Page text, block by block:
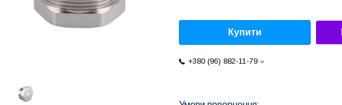
Купити
+380 (96) 882-11-79